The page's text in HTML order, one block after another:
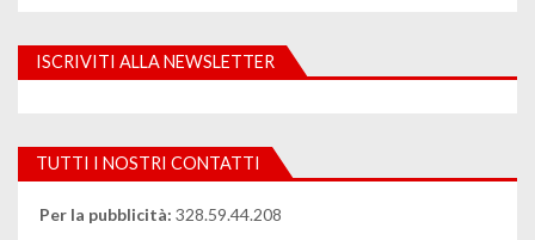
ISCRIVITI ALLA NEWSLETTER
TUTTI I NOSTRI CONTATTI
Per la pubblicità: 328.59.44.208